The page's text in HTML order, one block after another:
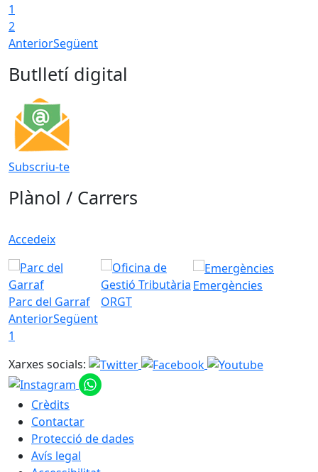
1
2
AnteriorSegüent
Butlletí digital
Subscriu-te
Plànol / Carrers
Accedeix
Parc del Garraf ORGT
Emergències
AnteriorSegüent
1
Xarxes socials:
Crèdits
Contactar
Protecció de dades
Avís legal